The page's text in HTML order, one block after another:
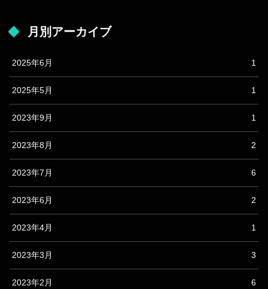
月別アーカイブ
2025年6月 1
2025年5月 1
2023年9月 1
2023年8月 2
2023年7月 6
2023年6月 2
2023年4月 1
2023年3月 3
2023年2月 6